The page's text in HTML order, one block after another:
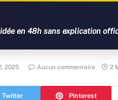
en 48h sans explication
2025 Aucun commentaire 2
Twitter Pinterest